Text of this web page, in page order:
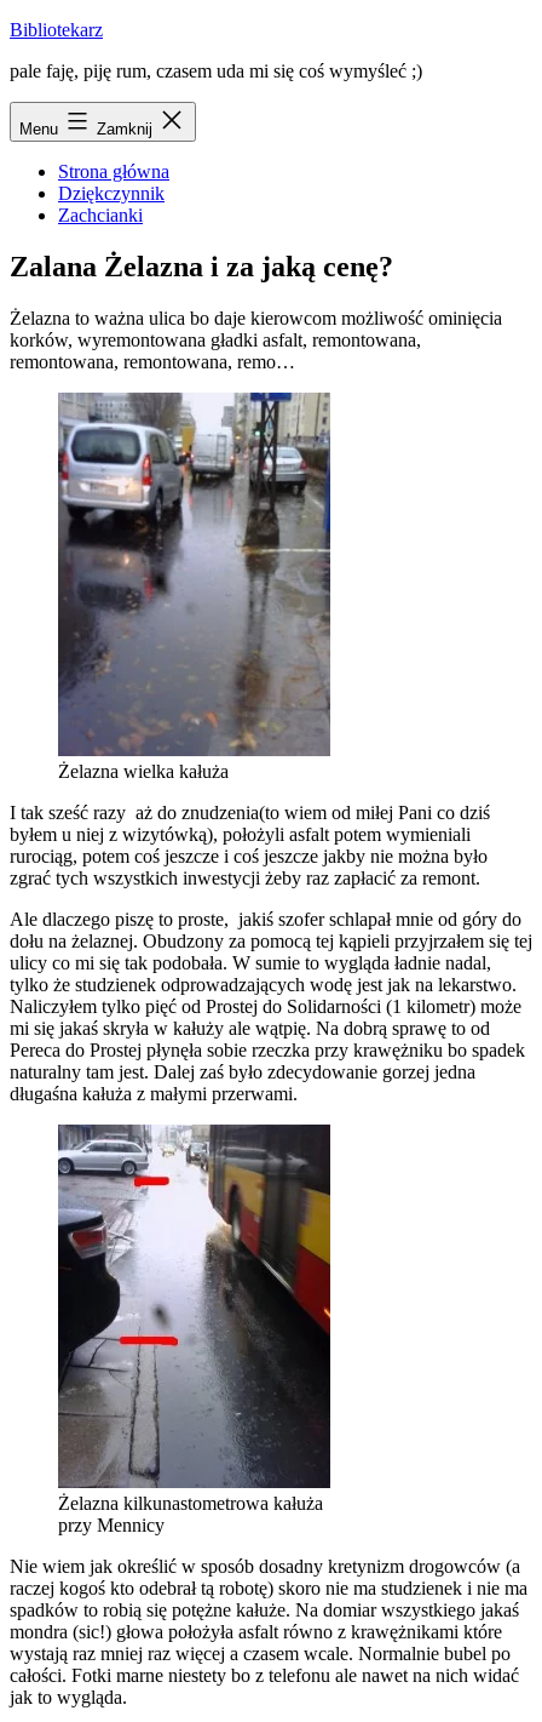
Przejdź
treści
Bibliotekarz
pale faję, piję rum, czasem uda mi się coś wymyśleć ;)
Menu Zamknij
Strona główna
Dziękczynnik
Zachcianki
Zalana Żelazna i za jaką cenę?
Żelazna to ważna ulica bo daje kierowcom możliwość ominięcia
korków, wyremontowana gładki asfalt, remontowana,
remontowana, remontowana, remo…
Żelazna wielka kałuża
I tak sześć razy aż do znudzenia(to wiem od miłej Pani co dziś
byłem u niej z wizytówką), położyli asfalt potem wymieniali
rurociąg, potem coś jeszcze i coś jeszcze jakby nie można było
zgrać tych wszystkich inwestycji żeby raz zapłacić za remont.
Ale dlaczego piszę to proste, jakiś szofer schlapał mnie od góry do
dołu na żelaznej. Obudzony za pomocą tej kąpieli przyjrzałem się tej
ulicy co mi się tak podobała. W sumie to wygląda ładnie nadal,
tylko że studzienek odprowadzających wodę jest jak na lekarstwo.
Naliczyłem tylko pięć od Prostej do Solidarności (1 kilometr) może
mi się jakaś skryła w kałuży ale wątpię. Na dobrą sprawę to od
Pereca do Prostej płynęła sobie rzeczka przy krawężniku bo spadek
naturalny tam jest. Dalej zaś było zdecydowanie gorzej jedna
długaśna kałuża z małymi przerwami.
Żelazna kilkunastometrowa kałuża
przy Mennicy
Nie wiem jak określić w sposób dosadny kretynizm drogowców (a
raczej kogoś kto odebrał tą robotę) skoro nie ma studzienek i nie ma
spadków to robią się potężne kałuże. Na domiar wszystkiego jakaś
mondra (sic!) głowa położyła asfalt równo z krawężnikami które
wystają raz mniej raz więcej a czasem wcale. Normalnie bubel po
całości. Fotki marne niestety bo z telefonu ale nawet na nich widać
jak to wygląda.